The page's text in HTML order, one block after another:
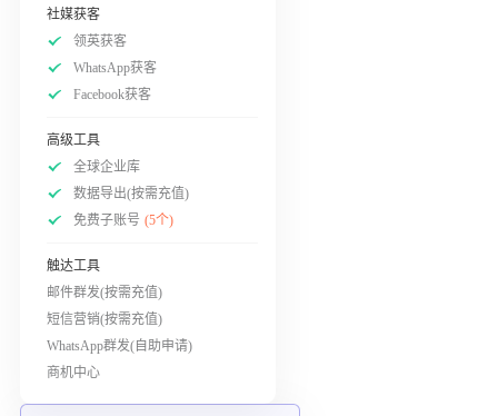
社媒获客
领英获客
WhatsApp获客
Facebook获客
高级工具
全球企业库
数据导出(按需充值)
免费子账号 (5个)
触达工具
邮件群发(按需充值)
短信营销(按需充值)
WhatsApp群发(自助申请)
商机中心